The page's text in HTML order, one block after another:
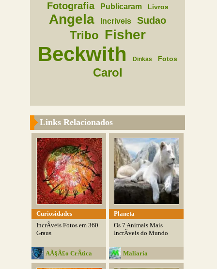
Fotografia Publicaram Livros
Angela Incriveis Sudao
Tribo Fisher
Beckwith Dinkas Fotos
Carol
Links Relacionados
Curiosidades
IncrÃ­veis Fotos em 360
Graus
AÃ§Ã£o CrÃ­tica
Planeta
Os 7 Animais Mais
IncrÃ­veis do Mundo
Maliaria